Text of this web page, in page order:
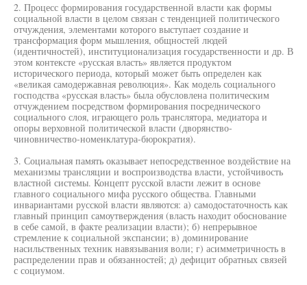
2. Процесс формирования государственной власти как формы
социальной власти в целом связан с тенденцией политического
отчуждения, элементами которого выступает создание и
трансформация форм мышления, общностей людей
(идентичностей), институционализация государственности и др. В
этом контексте «русская власть» является продуктом
исторического периода, который может быть определен как
«великая самодержавная революция». Как модель социального
господства «русская власть» была обусловлена политическим
отчуждением посредством формирования посреднического
социального слоя, играющего роль транслятора, медиатора и
опоры верховной политической власти (дворянство-
чиновничество-номенклатура-бюрократия).
3. Социальная память оказывает непосредственное воздействие на
механизмы трансляции и воспроизводства власти, устойчивость
властной системы. Концепт русской власти лежит в основе
главного социального мифа русского общества. Главными
инвариантами русской власти являются: а) самодостаточность как
главный принцип самоутверждения (власть находит обоснование
в себе самой, в факте реализации власти); б) непрерывное
стремление к социальной экспансии; в) доминирование
насильственных техник навязывания воли; г) асимметричность в
распределении прав и обязанностей; д) дефицит обратных связей
с социумом.